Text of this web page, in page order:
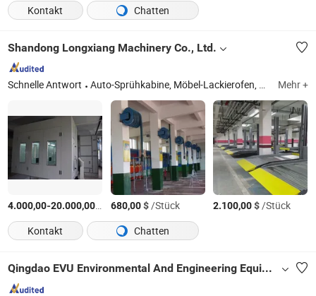
Kontakt
Chatten
Shandong Longxiang Machinery Co., Ltd.
Schnelle Antwort Auto-Sprühkabine, Möbel-Lackierofen, Ablufttisch, Wasservorhang-Sprühkabine, Trocken-Sprühkabine, Lackierstraße, Vorbereitungsstation, industrielle Sprühkabine, Bus-Sprühkabine Mehr +
4.000,00-20.000,00$ /Stück
680,00$/Stück 2.100,00$/Stück
Kontakt
Chatten
Qingdao EVU Environmental And Engineering Equipment Co., Ltd.